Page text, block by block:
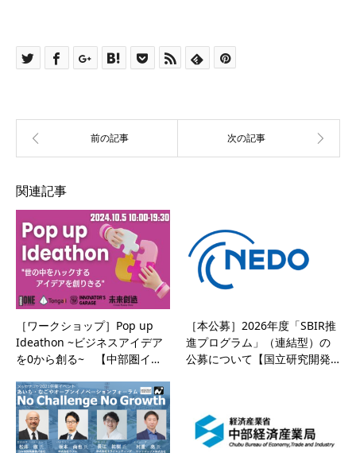
関連記事
［ワークショップ］Pop up
Ideathon ~ビジネスアイデア
を0から創る~ 【中部圏イ…
［本公募］2026年度「SBIR推
進プログラム」（連結型）の
公募について【国立研究開発…